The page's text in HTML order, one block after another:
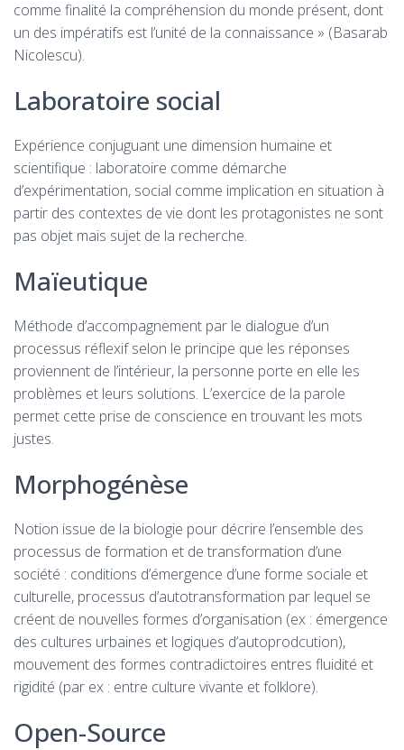
comme finalité la compréhension du monde présent, dont
un des impératifs est l’unité de la connaissance » (Basarab
Nicolescu).
Laboratoire social
Expérience conjuguant une dimension humaine et
scientifique : laboratoire comme démarche
d’expérimentation, social comme implication en situation à
partir des contextes de vie dont les protagonistes ne sont
pas objet mais sujet de la recherche.
Maïeutique
Méthode d’accompagnement par le dialogue d’un
processus réflexif selon le principe que les réponses
proviennent de l’intérieur, la personne porte en elle les
problèmes et leurs solutions. L’exercice de la parole
permet cette prise de conscience en trouvant les mots
justes.
Morphogénèse
Notion issue de la biologie pour décrire l’ensemble des
processus de formation et de transformation d’une
société : conditions d’émergence d’une forme sociale et
culturelle, processus d’autotransformation par lequel se
créent de nouvelles formes d’organisation (ex : émergence
des cultures urbaines et logiques d’autoprodcution),
mouvement des formes contradictoires entres fluidité et
rigidité (par ex : entre culture vivante et folklore).
Open-Source